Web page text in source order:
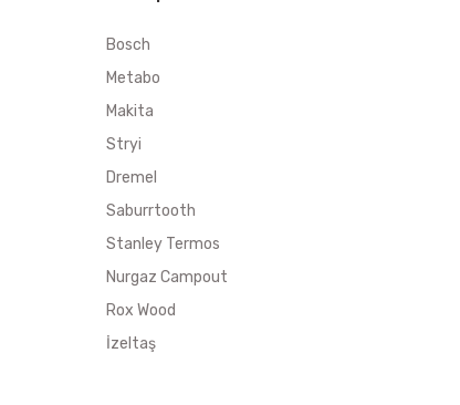
Bosch
Metabo
Makita
Stryi
Dremel
Saburrtooth
Stanley Termos
Nurgaz Campout
Rox Wood
İzeltaş